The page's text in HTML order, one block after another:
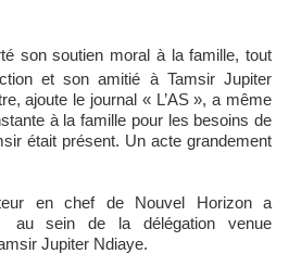
son soutien moral à la famille, tout
et son amitié à Tamsir Jupiter
ajoute le journal « L’AS », a même
à la famille pour les besoins de
était présent. Un acte grandement
en chef de Nouvel Horizon a
au sein de la délégation venue
Jupiter Ndiaye.